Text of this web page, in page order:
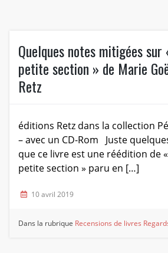
Quelques notes mitigées sur
petite section » de Marie
Retz
éditions Retz dans la collection
– avec un CD-Rom Juste
que ce livre est une réédition de
petite section » paru en […]
10 avril 2019
Dans la rubrique Recensions de livres